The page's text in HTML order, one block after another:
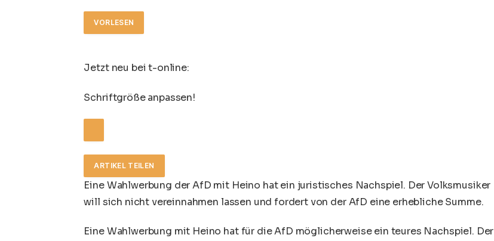
VORLESEN
Jetzt neu bei t-online:
Schriftgröße anpassen!
ARTIKEL TEILEN
Eine Wahlwerbung der AfD mit Heino hat ein juristisches Nachspiel. Der Volksmusiker
will sich nicht vereinnahmen lassen und fordert von der AfD eine erhebliche Summe.
Eine Wahlwerbung mit Heino hat für dieAfD möglicherweise ein teures Nachspiel. Der